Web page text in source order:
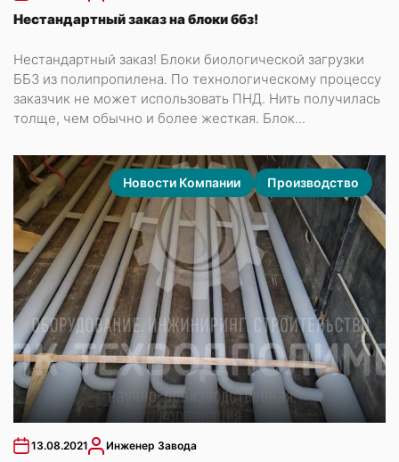
Нестандартный заказ на блоки ббз!
Нестандартный заказ! Блоки биологической загрузки
ББЗ из полипропилена. По технологическому процессу
заказчик не может использовать ПНД. Нить получилась
толще, чем обычно и более жесткая. Блок...
Новости Компании Производство
13.08.2021 Инженер Завода